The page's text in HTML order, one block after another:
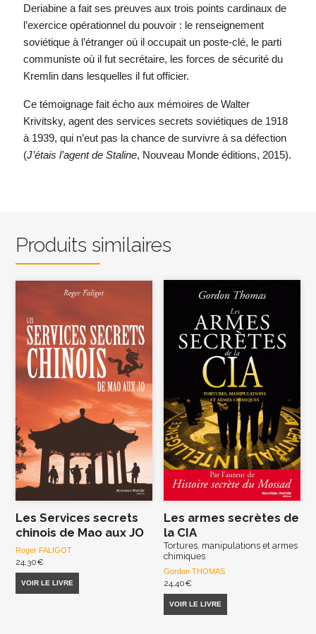
Deriabine a fait ses preuves aux trois points cardinaux de
l’exercice opérationnel du pouvoir : le renseignement
soviétique à l’étranger où il occupait un poste-clé, le parti
communiste où il fut secrétaire, les forces de sécurité du
Kremlin dans lesquelles il fut officier.
Ce témoignage fait écho aux mémoires de Walter
Krivitsky, agent des services secrets soviétiques de 1918
à 1939, qui n’eut pas la chance de survivre à sa défection
(J’étais l’agent de Staline, Nouveau Monde éditions, 2015).
Produits similaires
Les Services secrets
chinois de Mao aux JO
Roger FALIGOT
24,30€
VOIR LE LIVRE
Les armes secrètes de
la CIA
Tortures, manipulations et armes
chimiques
Gordon THOMAS
24,40€
VOIR LE LIVRE